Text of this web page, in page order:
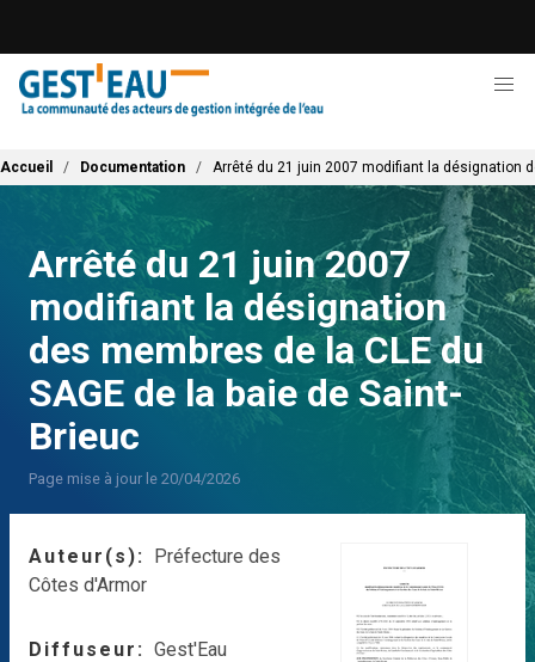
contenu
principal
Fil d'Ariane
Accueil Documentation Arrêté du 21 juin 2007 modifiant la désignation
Arrêté du 21 juin 2007
modifiant la désignation
des membres de la CLE du
SAGE de la baie de Saint-
Brieuc
Page mise à jour le 20/04/2026
Auteur(s)
Préfecture des
Côtes d'Armor
Diffuseur Gest'Eau